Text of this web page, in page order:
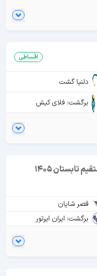
اقساطی
دلنیا گشت
برگشت: فلای کیش
1405
قصر شایان
برگشت: ایران ایرتور